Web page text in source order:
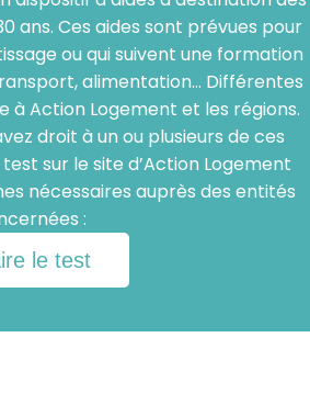
ans. Ces aides sont prévues pour
ou qui suivent une formation
alimentation… Différentes
à Action Logement et les régions.
droit à un ou plusieurs de ces
sur le site d’Action Logement
nécessaires auprès des entités
:
le test